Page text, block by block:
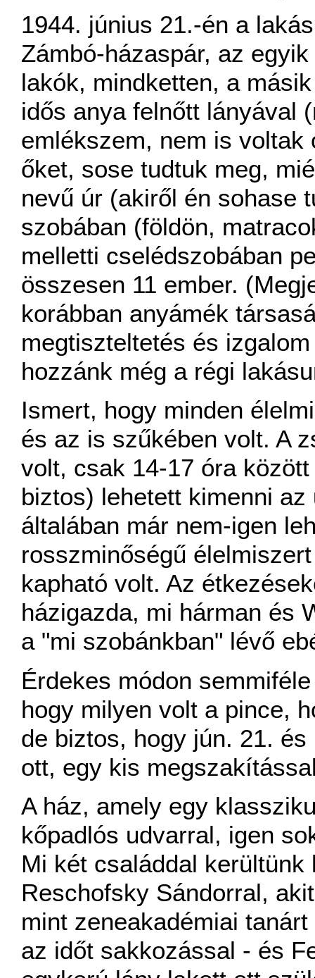
1944. június 21.-én a
Zámbó-házaspár, az
lakók, mindketten, a
idős anya felnőtt lányával
emlékszem, nem is
őket, sose tudtuk meg,
nevű úr (akiről én sohase
szobában (földön,
melletti cselédszobában
összesen 11 ember.
korábban anyámék
megtiszteltetés és
hozzánk még a régi
Ismert, hogy minden
és az is szűkében volt. A
volt, csak 14-17 óra
biztos) lehetett kimenni
általában már nem-igen
rosszminőségű
kapható volt. Az
házigazda, mi hárman és
a "mi szobánkban" lévő
Érdekes módon
hogy milyen volt a pince,
de biztos, hogy jún. 21.
ott, egy kis
A ház, amely egy
kőpadlós udvarral, igen
Mi két családdal
Reschofsky Sándorral,
mint zeneakadémiai
az időt sakkozással - és